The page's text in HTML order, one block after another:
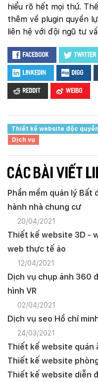
hiểu rõ hết mọi thứ.
thêm về plugin quyền
liên hệ với đội ngũ tư
Facebook Twitter
LinkedIn Digg
Reddit Weibo
Thiết kế website độc
Dịch vụ
CÁC BÀI VIẾT
Phần mềm quản lý Bất
hành nhà chung cư
20/04/2021
Thiết kế website 3D -
web thực tế ảo
12/04/2021
Dịch vụ chụp ảnh 360
hình VR
02/04/2021
Dịch vụ seo Hồ chí
24/03/2021
Thiết kế website quán
Thiết kế website
Thiết kế website diễn